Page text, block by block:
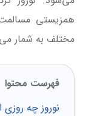
همزیستی
مختلف به شمار
فهرست محتوا
نوروز چه